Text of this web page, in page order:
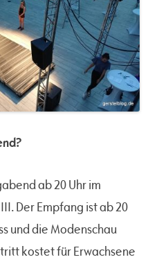
ab 20 Uhr im
Der Empfang ist ab 20
und die Modenschau
kostet für Erwachsene